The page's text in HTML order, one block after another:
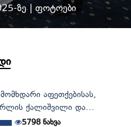
ზე | ფოტოები
აფეთქებისას,
ქალიშვილი და...
5798 ნახვა